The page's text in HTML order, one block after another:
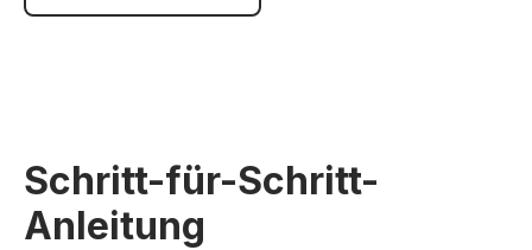
Schritt-für-Schritt-
Anleitung